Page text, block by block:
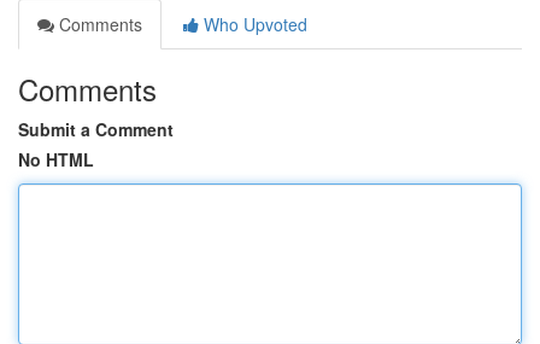
Comments
Who Upvoted
Comments
Submit a Comment
No HTML